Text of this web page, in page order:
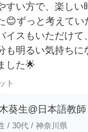
すい方で、楽しい
😊ずっと考えてい
イスもいただけて
も明るい気持ちに
した🌟
ト
葵生@日本語教師
/ 30代 / 神奈川県